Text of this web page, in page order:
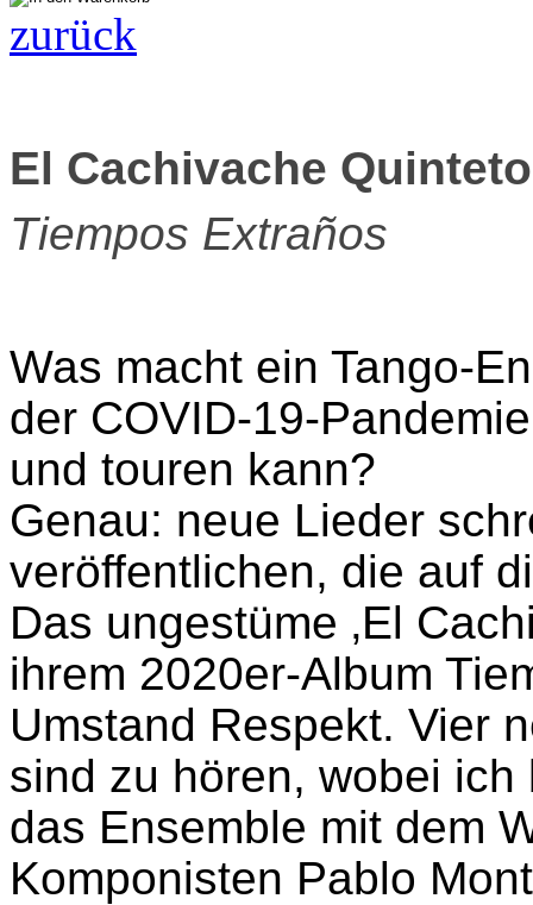
zurück
El Cachivache Quinteto
Tiempos Extraños
Was macht ein Tango-
der COVID-19-
und touren kann?
Genau: neue Lieder
veröffentlichen, die auf
Das ungestüme ‚El
ihrem 2020er-Album
Umstand Respekt. Vier
sind zu hören, wobei
das Ensemble mit dem
Komponisten Pablo